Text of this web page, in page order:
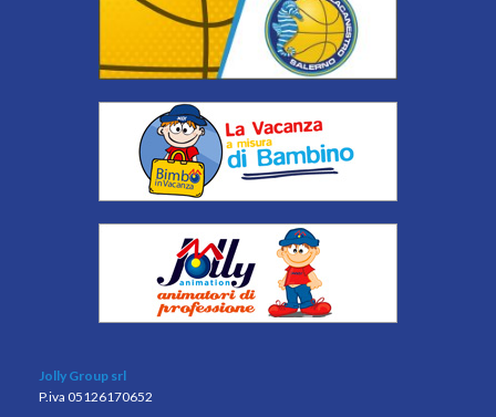
Jolly Group srl
P.iva 05126170652